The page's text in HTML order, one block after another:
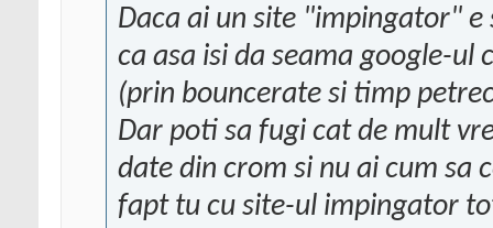
Daca ai un site "impingator" e
ca asa isi da seama google-
(prin bouncerate si timp
Dar poti sa fugi cat de mult
date din crom si nu ai cum sa
fapt tu cu site-ul impingator